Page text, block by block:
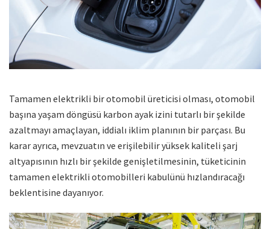
Tamamen elektrikli bir otomobil üreticisi olması, otomobil
başına yaşam döngüsü karbon ayak izini tutarlı bir şekilde
azaltmayı amaçlayan, iddialı iklim planının bir parçası. Bu
karar ayrıca, mevzuatın ve erişilebilir yüksek kaliteli şarj
altyapısının hızlı bir şekilde genişletilmesinin, tüketicinin
tamamen elektrikli otomobilleri kabulünü hızlandıracağı
beklentisine dayanıyor.